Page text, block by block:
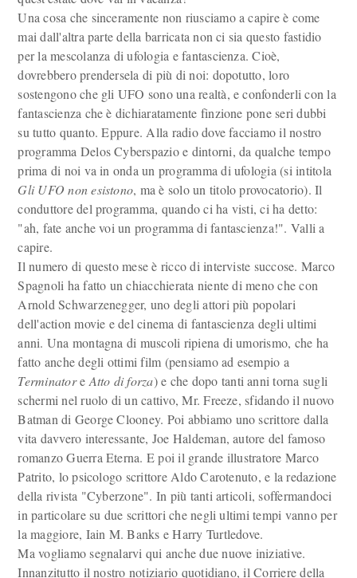
Una cosa che sinceramente non riusciamo a capire è come
mai dall'altra parte della barricata non ci sia questo fastidio
per la mescolanza di ufologia e fantascienza. Cioè,
dovrebbero prendersela di più di noi: dopotutto, loro
sostengono che gli UFO sono una realtà, e confonderli con la
fantascienza che è dichiaratamente finzione pone seri dubbi
su tutto quanto. Eppure. Alla radio dove facciamo il nostro
programma Delos Cyberspazio e dintorni, da qualche tempo
prima di noi va in onda un programma di ufologia (si intitola
Gli UFO non esistono, ma è solo un titolo provocatorio). Il
conduttore del programma, quando ci ha visti, ci ha detto:
"ah, fate anche voi un programma di fantascienza!". Valli a
capire.
Il numero di questo mese è ricco di interviste succose. Marco
Spagnoli ha fatto un chiacchierata niente di meno che con
Arnold Schwarzenegger, uno degli attori più popolari
dell'action movie e del cinema di fantascienza degli ultimi
anni. Una montagna di muscoli ripiena di umorismo, che ha
fatto anche degli ottimi film (pensiamo ad esempio a
Terminatore Atto di forza) e che dopo tanti anni torna sugli
schermi nel ruolo di un cattivo, Mr. Freeze, sfidando il nuovo
Batman di George Clooney. Poi abbiamo uno scrittore dalla
vita davvero interessante, Joe Haldeman, autore del famoso
romanzo Guerra Eterna. E poi il grande illustratore Marco
Patrito, lo psicologo scrittore Aldo Carotenuto, e la redazione
della rivista "Cyberzone". In più tanti articoli, soffermandoci
in particolare su due scrittori che negli ultimi tempi vanno per
la maggiore, Iain M. Banks e Harry Turtledove.
Ma vogliamo segnalarvi qui anche due nuove iniziative.
Innanzitutto il nostro notiziario quotidiano, il Corriere della